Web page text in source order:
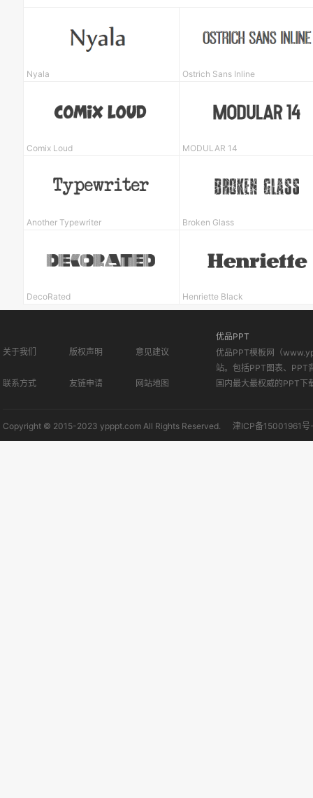
Nyala Ostrich Sans Inline
Comix Loud MODULAR 14
Another Typewriter Broken Glass
DecoRated Henriette Black
关于我们 版权声明 意见建议
联系方式 友链申请 网站地图
优品PPT
优品PPT模板网（
站。包括PPT图表、PPT
国内最大最权威的PPT下
Copyright © 2015-2023 ypppt.com All Rights Reserved. 津ICP备15001961号